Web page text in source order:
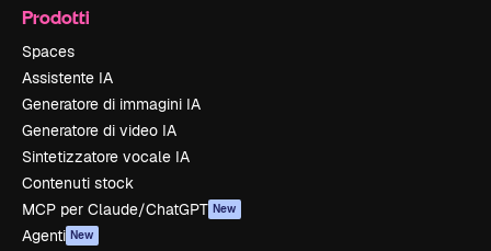
Prodotti
Spaces
Assistente IA
Generatore di immagini IA
Generatore di video IA
Sintetizzatore vocale IA
Contenuti stock
MCP per Claude/ChatGPT New
Agenti New